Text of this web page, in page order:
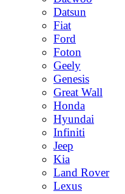
Datsun
Fiat
Ford
Foton
Geely
Genesis
Great Wall
Honda
Hyundai
Infiniti
Jeep
Kia
Land Rover
Lexus